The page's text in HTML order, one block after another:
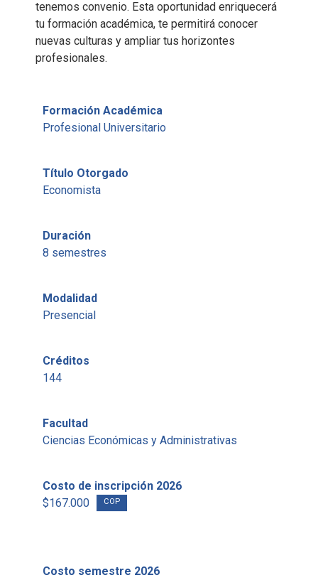
tenemos convenio. Esta oportunidad enriquecerá
tu formación académica, te permitirá conocer
nuevas culturas y ampliar tus horizontes
profesionales.
Formación Académica
Profesional Universitario
Título Otorgado
Economista
Duración
8 semestres
Modalidad
Presencial
Créditos
144
Facultad
Ciencias Económicas y Administrativas
Costo de inscripción 2026
$167.000
COP
Costo semestre 2026